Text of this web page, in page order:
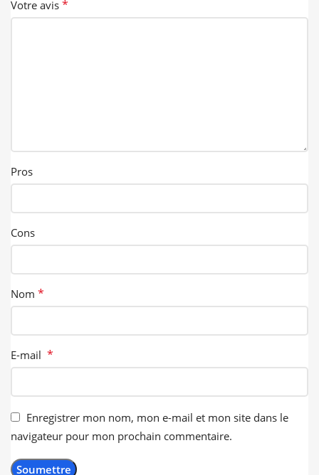
Votre avis *
Pros
Cons
Nom *
E-mail *
Enregistrer mon nom, mon e-mail et mon site dans le
navigateur pour mon prochain commentaire.